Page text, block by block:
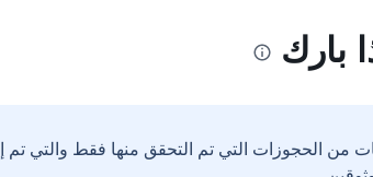
بارك
من الحجوزات التي تم التحقق منها فقط والتي